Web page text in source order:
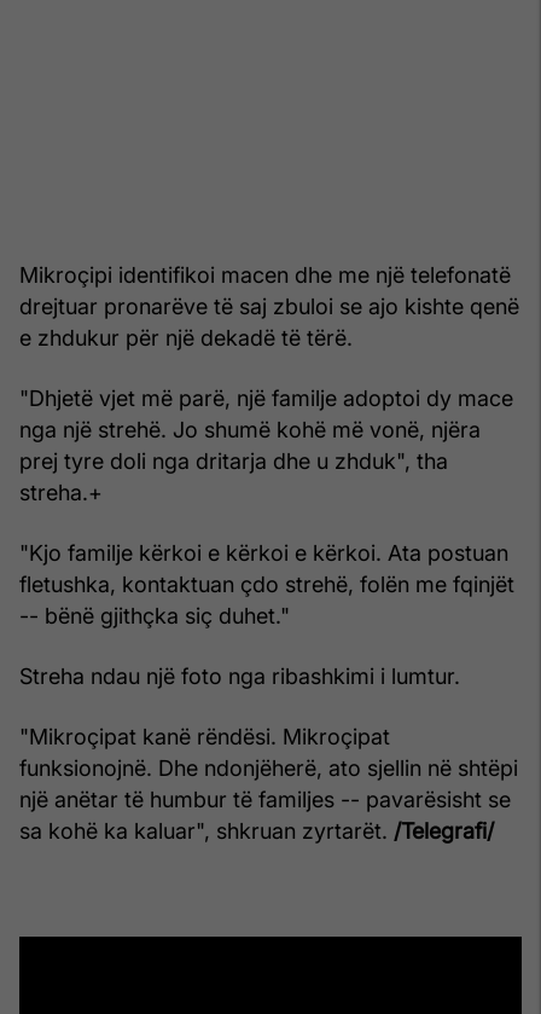
Mikroçipi identifikoi macen dhe me një telefonatë
drejtuar pronarëve të saj zbuloi se ajo kishte qenë
e zhdukur për një dekadë të tërë.
"Dhjetë vjet më parë, një familje adoptoi dy mace
nga një strehë. Jo shumë kohë më vonë, njëra
prej tyre doli nga dritarja dhe u zhduk", tha
streha.+
"Kjo familje kërkoi e kërkoi e kërkoi. Ata postuan
fletushka, kontaktuan çdo strehë, folën me fqinjët
-- bënë gjithçka siç duhet."
Streha ndau një foto nga ribashkimi i lumtur.
"Mikroçipat kanë rëndësi. Mikroçipat
funksionojnë. Dhe ndonjëherë, ato sjellin në shtëpi
një anëtar të humbur të familjes -- pavarësisht se
sa kohë ka kaluar", shkruan zyrtarët. /Telegrafi/